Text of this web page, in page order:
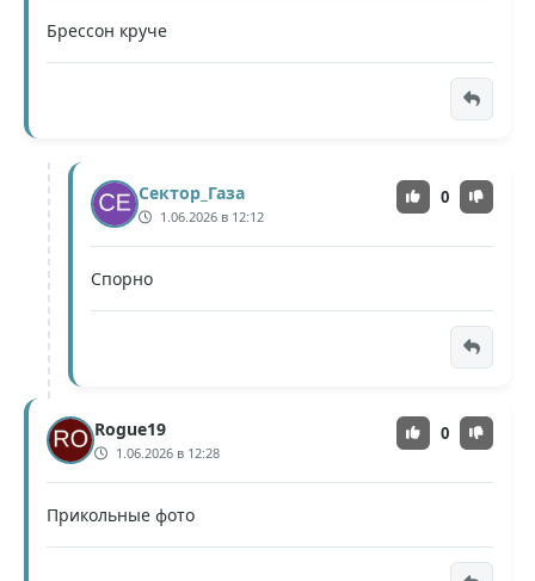
Брессон круче
Сектор_Газа
1.06.2026 в 12:12
0
Спорно
Rogue19
1.06.2026 в 12:28
0
Прикольные фото